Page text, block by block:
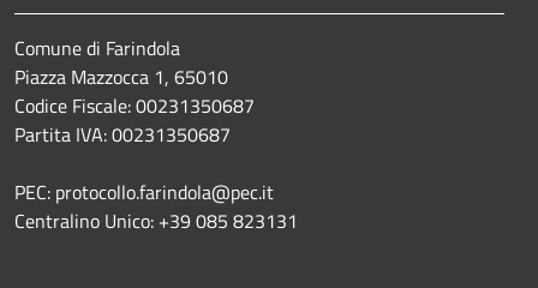
Comune di Farindola
Piazza Mazzocca 1, 65010
Codice Fiscale: 00231350687
Partita IVA: 00231350687
PEC: protocollo.farindola@pec.it
Centralino Unico: +39 085 823131